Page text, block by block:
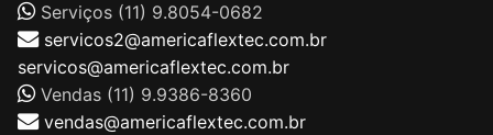
Serviços (11) 9.8054-0682
servicos2@americaflextec.com.br
servicos@americaflextec.com.br
Vendas (11) 9.9386-8360
vendas@americaflextec.com.br